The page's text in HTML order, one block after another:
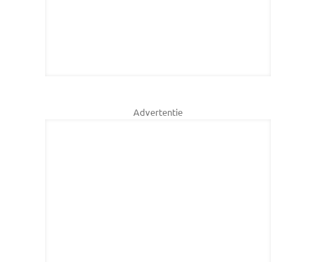
Advertentie